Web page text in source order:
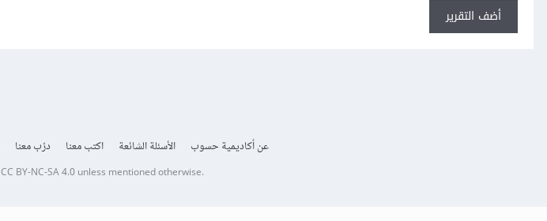
أضف التقرير
عن أكاديمية حسوب الأسئلة الشائعة اكتب معنا درّب معنا
CC BY-NC-SA 4.0unless mentioned otherwise.